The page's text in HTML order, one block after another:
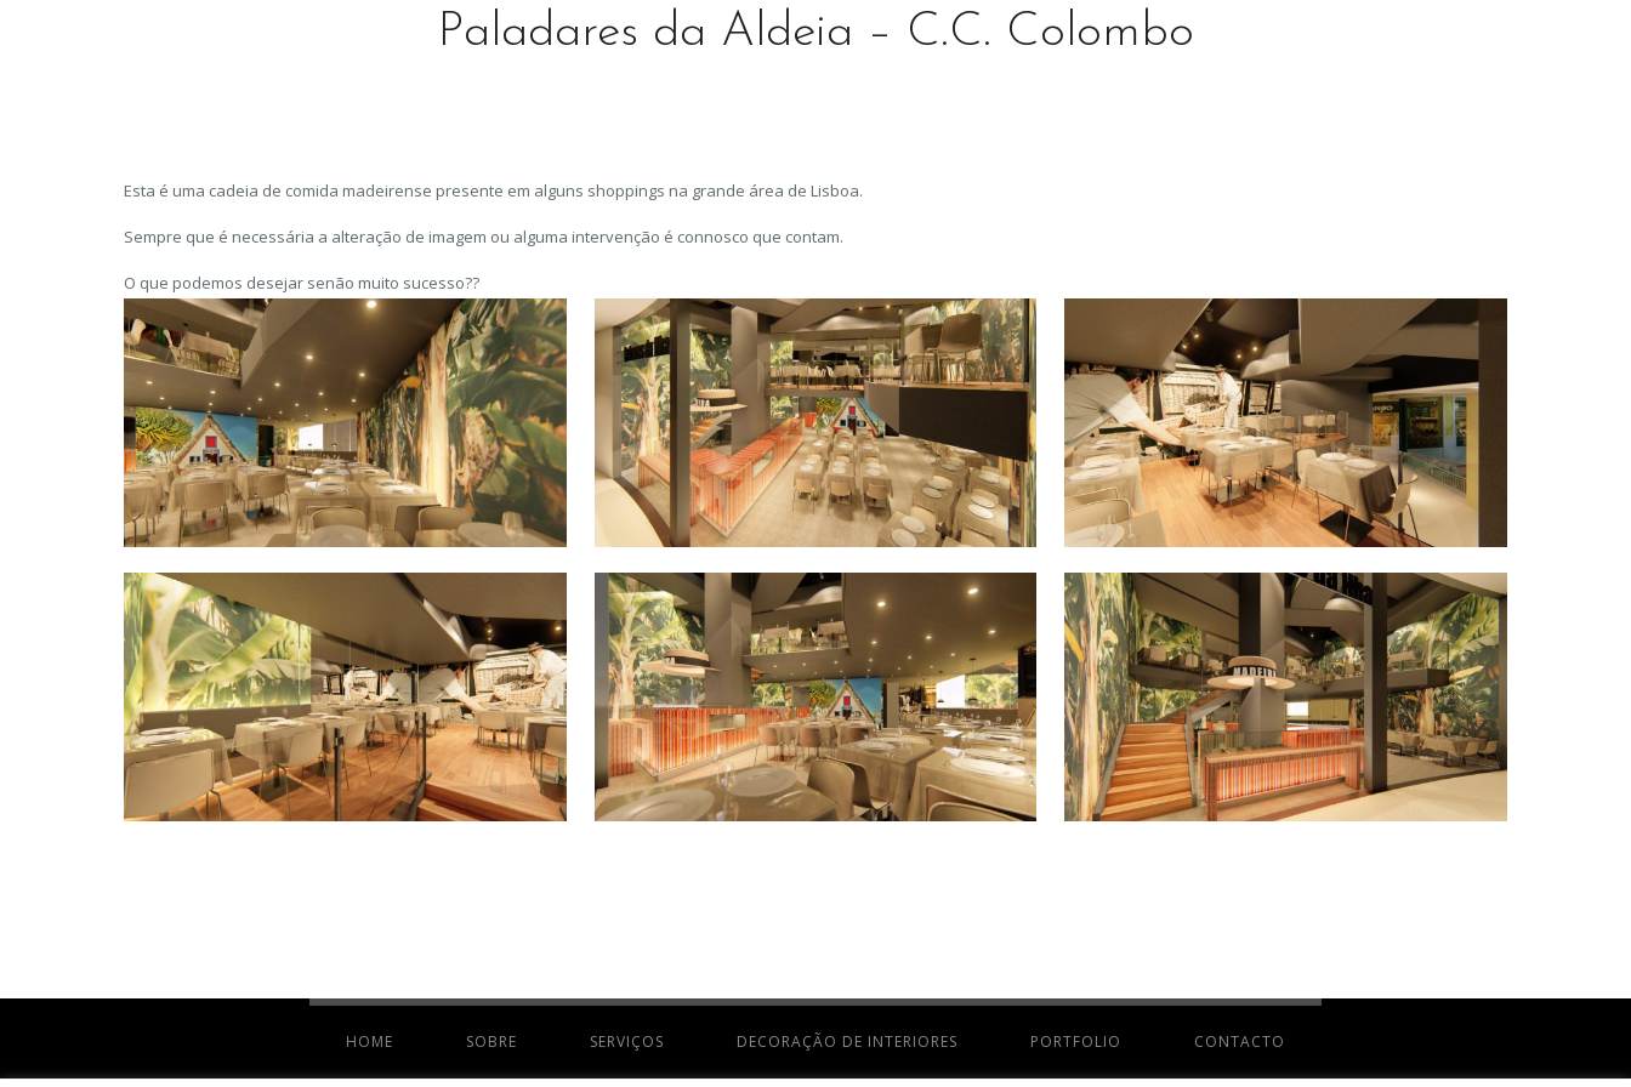
Paladares da Aldeia – C.C. Colombo
Esta é uma cadeia de comida madeirense presente em alguns shoppings na grande área de Lisboa.
Sempre que é necessária a alteração de imagem ou alguma intervenção é connosco que contam.
O que podemos desejar senão muito sucesso??
HOME SOBRE SERVIÇOS DECORAÇÃO DE INTERIORES PORTFOLIO CONTACTO